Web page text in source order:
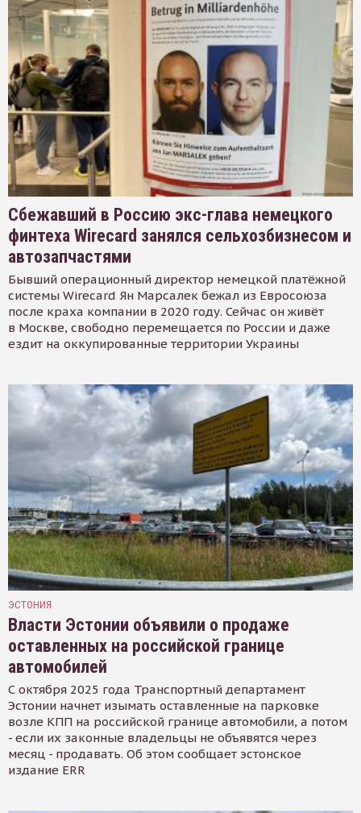
Сбежавший в Россию экс-глава немецкого
финтеха Wirecard занялся сельхозбизнесом и
автозапчастями
Бывший операционный директор немецкой платёжной
системы Wirecard Ян Марсалек бежал из Евросоюза
после краха компании в 2020 году. Сейчас он живёт
в Москве, свободно перемещается по России и даже
ездит на оккупированные территории Украины
ЭСТОНИЯ
Власти Эстонии объявили о продаже
оставленных на российской границе
автомобилей
С октября 2025 года Транспортный департамент
Эстонии начнет изымать оставленные на парковке
возле КПП на российской границе автомобили, а потом
- если их законные владельцы не объявятся через
месяц - продавать. Об этом сообщает эстонское
издание ERR